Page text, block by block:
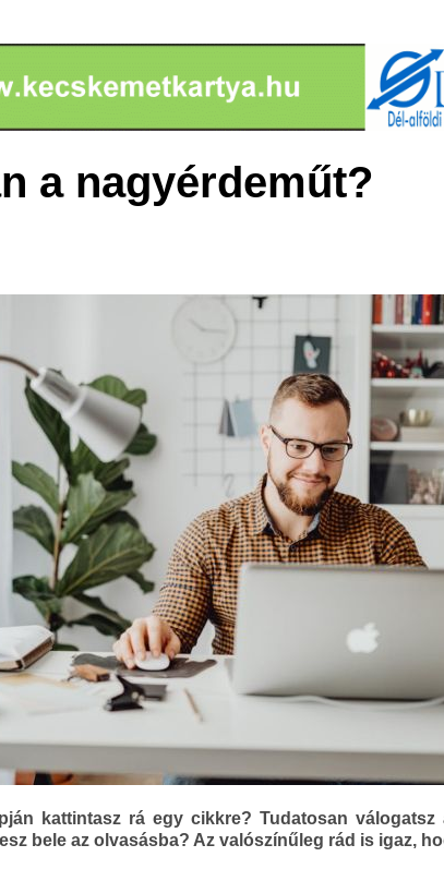
a nagyérdeműt?
kattintasz rá egy cikkre? Tudatosan válogatsz
bele az olvasásba? Az valószínűleg rád is igaz,